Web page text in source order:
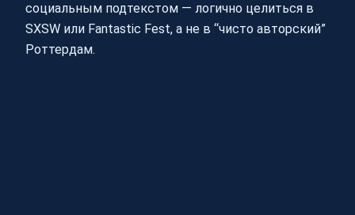
социальным подтекстом — логично целиться в
SXSW или Fantastic Fest, а не в “чисто авторский”
Роттердам.